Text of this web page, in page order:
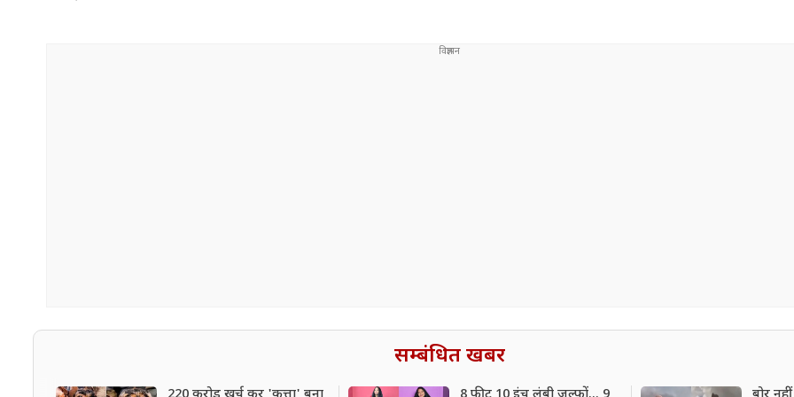
सम्बंधित खबर